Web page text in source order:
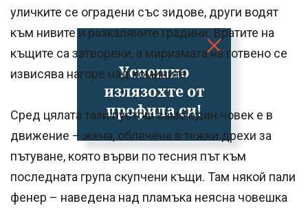
Успешно
излязохте от
профила си!
уличките се оградени със зидове, други водят
към нивите и разкаляните градини. Вратите на
къщите са затворени, а миризмата на готвено се
извисява нагоре над комините.
Сред цялата тази пустош само един човек е в
движение – жена, облечена в тежки дрехи за
пътуване, която върви по тесния път към
последната група скупчени къщи. Там някой пали
фенер – наведена над пламъка неясна човешка